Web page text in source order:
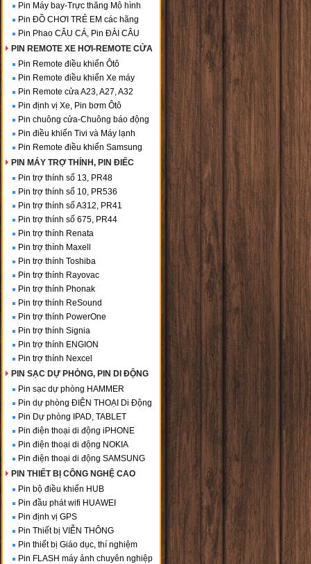
Pin Máy bay-Trực thăng Mô hình
Pin ĐỒ CHƠI TRẺ EM các hãng
Pin Phao CÂU CÁ, Pin ĐÀI CÂU
PIN REMOTE XE HƠI-REMOTE CỬA
Pin Remote điều khiển Ôtô
Pin Remote điều khiển Xe máy
Pin Remote cửa A23, A27, A32
Pin định vị Xe, Pin bơm Ôtô
Pin chuông cửa-Chuông báo động
Pin điều khiển Tivi và Máy lạnh
Pin Remote điều khiển Samsung
PIN MÁY TRỢ THÍNH, PIN ĐIẾC
Pin trợ thính số 13, PR48
Pin trợ thính số 10, PR536
Pin trợ thính số A312, PR41
Pin trợ thính số 675, PR44
Pin trợ thính Renata
Pin trợ thính Maxell
Pin trợ thính Toshiba
Pin trợ thính Rayovac
Pin trợ thính Phonak
Pin trợ thính ReSound
Pin trợ thính PowerOne
Pin trợ thính Signia
Pin trợ thính ENGION
Pin trợ thính Nexcel
PIN SẠC DỰ PHÒNG, PIN DI ĐỘNG
Pin sạc dự phòng HAMMER
Pin dự phòng ĐIỆN THOẠI Di Động
Pin Dự phòng IPAD, TABLET
Pin điện thoại di động iPHONE
Pin điện thoại di động NOKIA
Pin điện thoại di động SAMSUNG
PIN THIẾT BỊ CÔNG NGHỆ CAO
Pin bộ điều khiển HUB
Pin đầu phát wifi HUAWEI
Pin định vị GPS
Pin Thiết bị VIỄN THÔNG
Pin thiết bị Giáo dục, thí nghiệm
Pin FLASH máy ảnh chuyên nghiệp